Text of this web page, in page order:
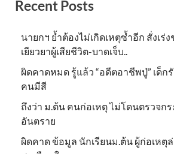
Recent Posts
นายกฯ ย้ำต้องไม่เกิดเหตุซ้ำอีก สั่งเร่ง
เยียวยาผู้เสียชีวิต-บาดเจ็บ..
ผิดคาดหมด รู้แล้ว “อดีตอาชีพปู่” เด็ก
คนมีสี
ถึงว่า ม.ต้น คนก่อเหตุ ไม่โดนตรวจกร
อันตราย
ผิดคาด ข้อมูล นักเรียนม.ต้น ผู้ก่อเหตุ